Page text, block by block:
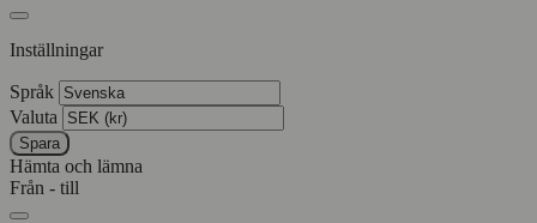
Inställningar
Språk
Valuta
Spara
Hämta och lämna
Från - till